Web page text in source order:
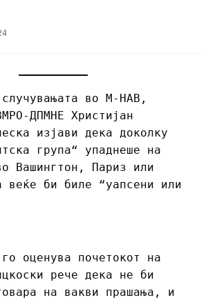
во М-НАВ,
ДПМНЕ Христијан
изјави дека доколку
група“ упаднеше на
Вашингтон, Париз или
веќе би биле “уапсени или
оценува почетокот на
рече дека не би
на вакви прашања, и